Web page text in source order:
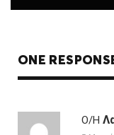
ONE
Ο/Η